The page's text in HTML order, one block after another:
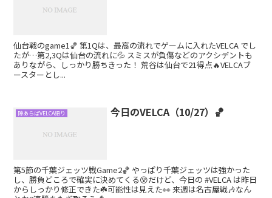
仙台戦のgame1🏀 第1Qは、最高の流れでゲームに入れたVELCA でし
たが…第2,3Qは仙台の流れに💦 スミスが負傷などのアクシデントも
ありながら、しっかり勝ちきった！ 荒谷は仙台で21得点🔥VELCAブ
ースターとし...
隙あらばVELCA語り 今日のVELCA（10/27）🏀
第5節の千葉ジェッツ戦Game2🏀 やっぱり千葉ジェッツは強かった
し、勝負どころで確実に決めてくる😵だけど、今日の #VELCA は昨日
からしっかり修正できた☘️可能性は見えた👀 来週は名古屋戦🎶なん